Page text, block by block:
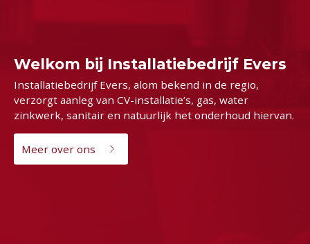
Welkom bij Installatiebedrijf Evers
Installatiebedrijf Evers, alom bekend in de regio,
verzorgt aanleg van CV-installatie’s, gas, water
zinkwerk, sanitair en natuurlijk het onderhoud hiervan.
Meer over ons